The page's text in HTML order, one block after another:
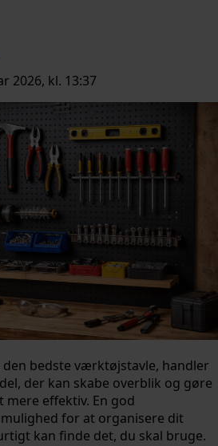
2026, kl. 13:37
bedste værktøjstavle, handler
der kan skabe overblik og gøre
effektiv. En god
for at organisere dit
kan finde det, du skal bruge.